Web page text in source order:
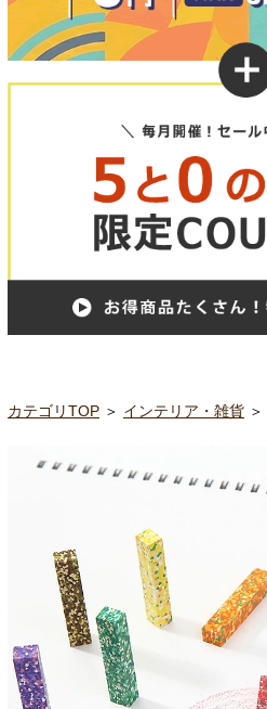
カテゴリTOP ＞ インテリア・雑貨 ＞